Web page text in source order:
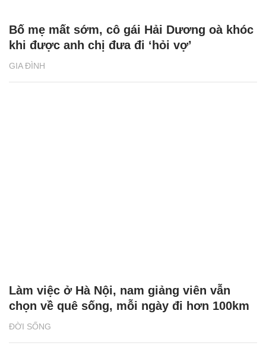
GIA ĐÌNH
Bố mẹ mất sớm, cô gái Hải Dương oà khóc
khi được anh chị đưa đi ‘hỏi vợ’
ĐỜI SỐNG
Làm việc ở Hà Nội, nam giảng viên vẫn
chọn về quê sống, mỗi ngày đi hơn 100km